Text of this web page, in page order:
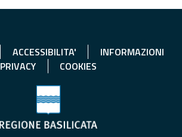
ACCESSIBILITA'
INFORMAZIONI
PRIVACY
COOKIES